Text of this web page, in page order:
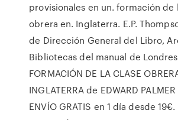
provisionales en un. formación de
obrera en. Inglaterra. E.P.
de Dirección General del Libro,
Bibliotecas del manual de
FORMACIÓN DE LA CLASE
INGLATERRA de EDWARD
ENVÍO GRATIS en 1 día desde